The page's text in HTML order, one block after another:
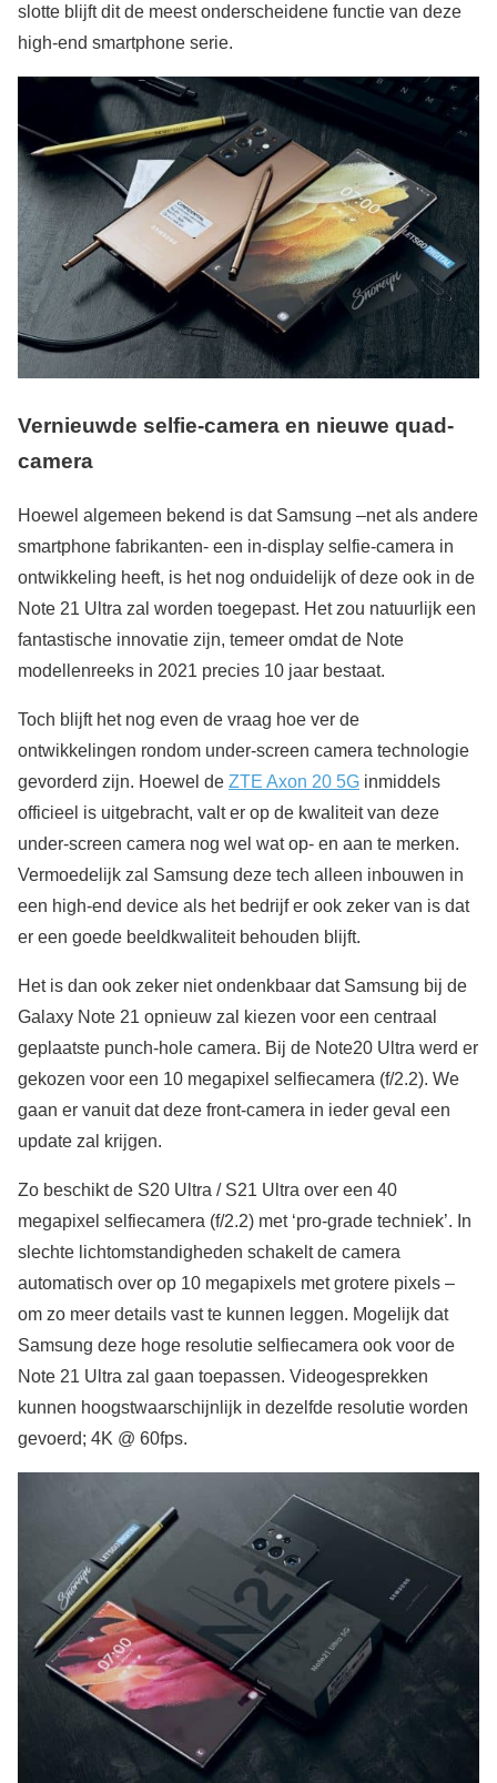
slotte blijft dit de meest onderscheidene functie van deze
high-end smartphone serie.
Vernieuwde selfie-camera en nieuwe quad-
camera
Hoewel algemeen bekend is dat Samsung –net als andere
smartphone fabrikanten- een in-display selfie-camera in
ontwikkeling heeft, is het nog onduidelijk of deze ook in de
Note 21 Ultra zal worden toegepast. Het zou natuurlijk een
fantastische innovatie zijn, temeer omdat de Note
modellenreeks in 2021 precies 10 jaar bestaat.
Toch blijft het nog even de vraag hoe ver de
ontwikkelingen rondom under-screen camera technologie
gevorderd zijn. Hoewel de ZTE Axon 20 5G inmiddels
officieel is uitgebracht, valt er op de kwaliteit van deze
under-screen camera nog wel wat op- en aan te merken.
Vermoedelijk zal Samsung deze tech alleen inbouwen in
een high-end device als het bedrijf er ook zeker van is dat
er een goede beeldkwaliteit behouden blijft.
Het is dan ook zeker niet ondenkbaar dat Samsung bij de
Galaxy Note 21 opnieuw zal kiezen voor een centraal
geplaatste punch-hole camera. Bij de Note20 Ultra werd er
gekozen voor een 10 megapixel selfiecamera (f/2.2). We
gaan er vanuit dat deze front-camera in ieder geval een
update zal krijgen.
Zo beschikt de S20 Ultra / S21 Ultra over een 40
megapixel selfiecamera (f/2.2) met ‘pro-grade techniek’. In
slechte lichtomstandigheden schakelt de camera
automatisch over op 10 megapixels met grotere pixels –
om zo meer details vast te kunnen leggen. Mogelijk dat
Samsung deze hoge resolutie selfiecamera ook voor de
Note 21 Ultra zal gaan toepassen. Videogesprekken
kunnen hoogstwaarschijnlijk in dezelfde resolutie worden
gevoerd; 4K @ 60fps.